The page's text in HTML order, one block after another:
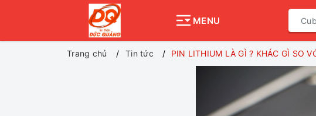
MENU
Trang chủ Tin tức PIN LITHIUM LÀ GÌ ? KHÁC GÌ SO